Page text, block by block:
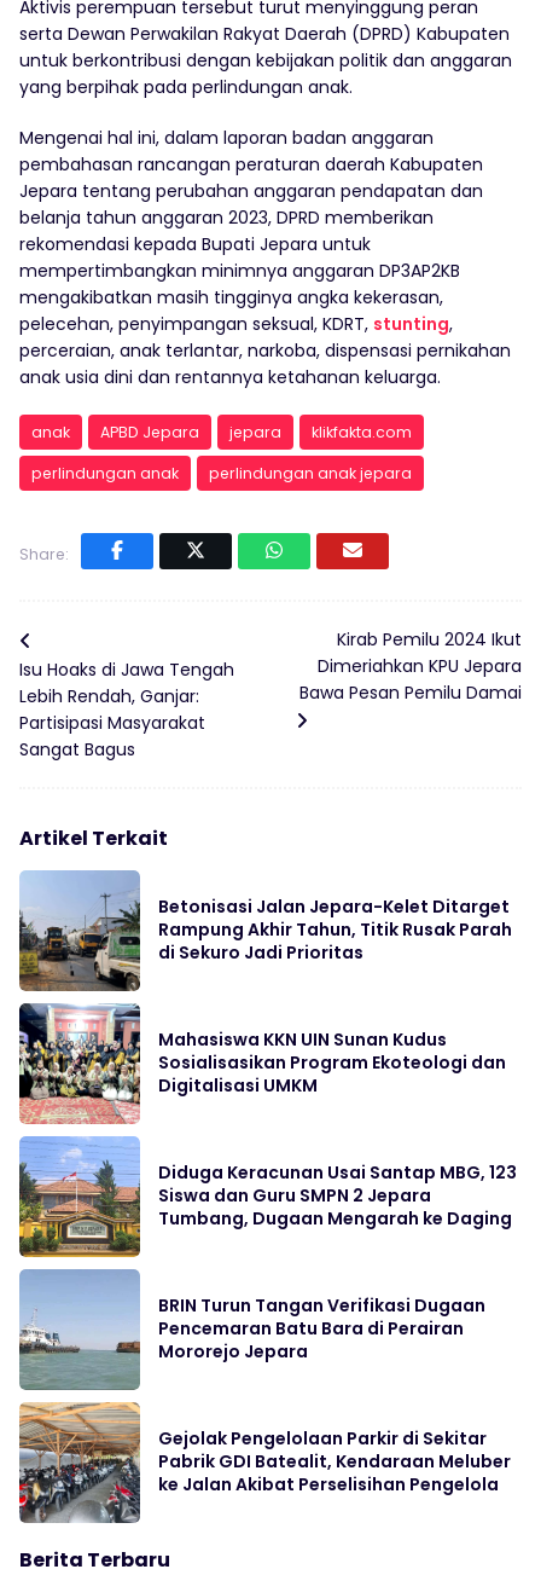
Aktivis perempuan tersebut turut menyinggung peran
serta Dewan Perwakilan Rakyat Daerah (DPRD) Kabupaten
untuk berkontribusi dengan kebijakan politik dan anggaran
yang berpihak pada perlindungan anak.
Mengenai hal ini, dalam laporan badan anggaran
pembahasan rancangan peraturan daerah Kabupaten
Jepara tentang perubahan anggaran pendapatan dan
belanja tahun anggaran 2023, DPRD memberikan
rekomendasi kepada Bupati Jepara untuk
mempertimbangkan minimnya anggaran DP3AP2KB
mengakibatkan masih tingginya angka kekerasan,
pelecehan, penyimpangan seksual, KDRT, stunting,
perceraian, anak terlantar, narkoba, dispensasi pernikahan
anak usia dini dan rentannya ketahanan keluarga.
anak APBD Jepara jepara
klikfakta.com
perlindungan anak
perlindungan anak jepara
Share:
Isu Hoaks di Jawa Tengah
Lebih Rendah, Ganjar:
Partisipasi Masyarakat
Sangat Bagus
Kirab Pemilu 2024 Ikut
Dimeriahkan KPU Jepara
Bawa Pesan Pemilu Damai
Artikel Terkait
Betonisasi Jalan Jepara-Kelet Ditarget
Rampung Akhir Tahun, Titik Rusak Parah
di Sekuro Jadi Prioritas
Mahasiswa KKN UIN Sunan Kudus
Sosialisasikan Program Ekoteologi dan
Digitalisasi UMKM
Diduga Keracunan Usai Santap MBG, 123
Siswa dan Guru SMPN 2 Jepara
Tumbang, Dugaan Mengarah ke Daging
BRIN Turun Tangan Verifikasi Dugaan
Pencemaran Batu Bara di Perairan
Mororejo Jepara
Gejolak Pengelolaan Parkir di Sekitar
Pabrik GDI Batealit, Kendaraan Meluber
ke Jalan Akibat Perselisihan Pengelola
Berita Terbaru